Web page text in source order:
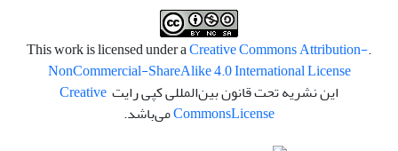
.This work is licensed under a
Creative Commons Attribution-
NonCommercial-ShareAlike 4.0 International License
این نشریه تحت قانون بین‌المللی کپی رایت Creative
CommonsLicense می‌باشد.